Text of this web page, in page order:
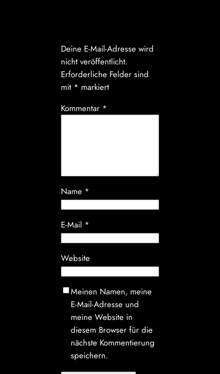
Deine E-Mail-Adresse wird
nicht veröffentlicht.
Erforderliche Felder sind
mit * markiert
Kommentar *
Name *
E-Mail *
Website
Meinen Namen, meine
E-Mail-Adresse und
meine Website in
diesem Browser für die
nächste Kommentierung
speichern.